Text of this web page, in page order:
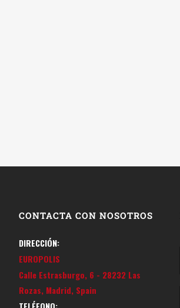
CONTACTA CON NOSOTROS
DIRECCIÓN:
EUROPOLIS
Calle Estrasburgo, 6 - 28232 Las
Rozas, Madrid, Spain